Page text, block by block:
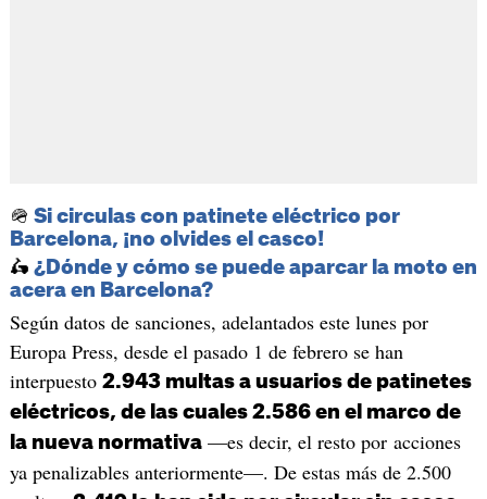
🪖 Si circulas con patinete eléctrico por
Barcelona, ¡no olvides el casco!
🛵 ¿Dónde y cómo se puede aparcar la moto en
acera en Barcelona?
Según datos de sanciones, adelantados este lunes por
Europa Press, desde el pasado 1 de febrero se han
interpuesto 2.943 multas a usuarios de patinetes
eléctricos, de las cuales 2.586 en el marco de
la nueva normativa—es decir, el resto por acciones
ya penalizables anteriormente—. De estas más de 2.500